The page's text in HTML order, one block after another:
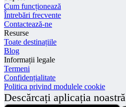
Cum funcționează
Întrebări frecvente
Contactează-ne
Resurse
Toate destinațiile
Blog
Informații legale
Termeni
Confidențialitate
Politica privind modulele cookie
Descărcați aplicația noastră